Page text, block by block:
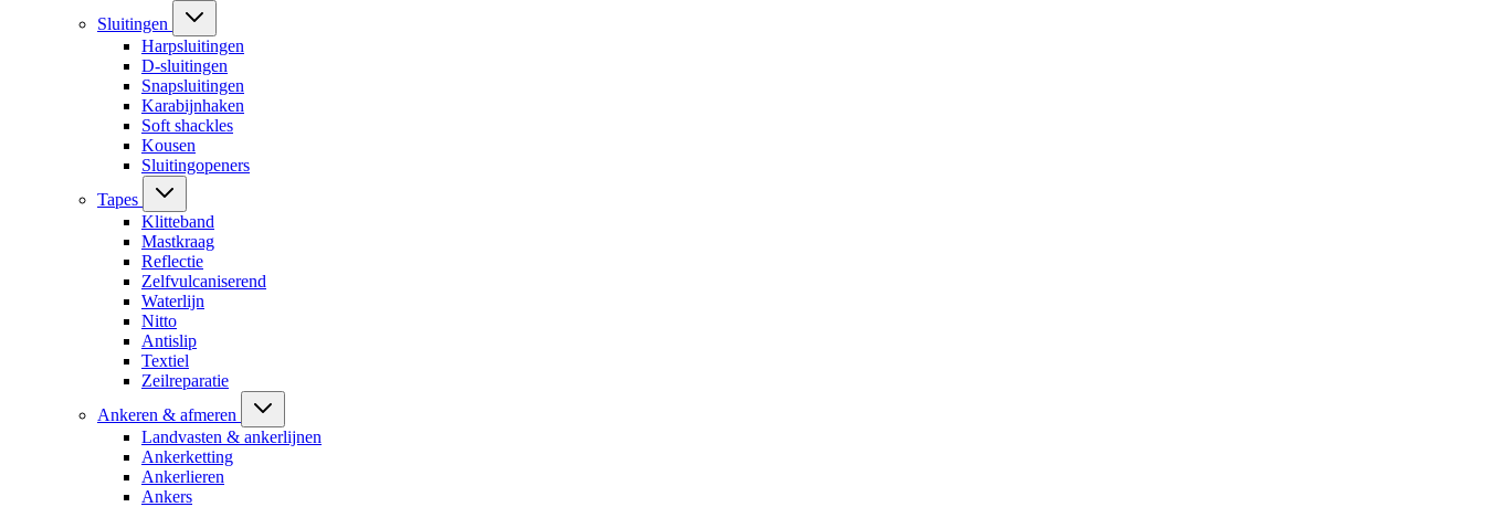
Sluitingen
Harpsluitingen
D-sluitingen
Snapsluitingen
Karabijnhaken
Soft shackles
Kousen
Sluitingopeners
Tapes
Klitteband
Mastkraag
Reflectie
Zelfvulcaniserend
Waterlijn
Nitto
Antislip
Textiel
Zeilreparatie
Ankeren & afmeren
Landvasten & ankerlijnen
Ankerketting
Ankerlieren
Ankers